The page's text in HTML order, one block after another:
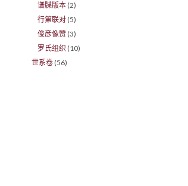
谱牒版本 (2)
行第联对 (5)
俊彦像赞 (3)
罗氏组织 (10)
世系卷 (56)